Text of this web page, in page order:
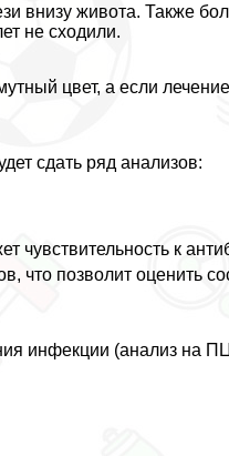
внизу живота. Также
не сходили.
цвет, а если
сдать ряд анализов:
чувствительность к
что позволит оценить
инфекции (анализ на